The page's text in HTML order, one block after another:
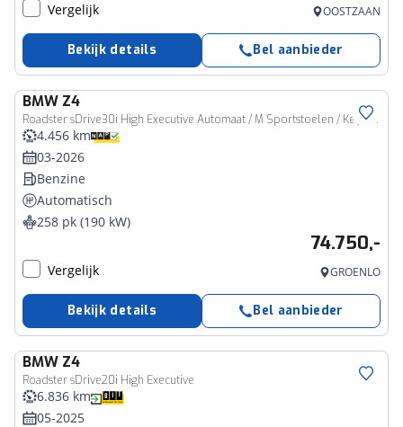
Vergelijk OOSTZAAN
Bekijk details Bel aanbieder
BMW Z4
Roadster sDrive30i High Executive Automaat / M Sportstoelen / Keyless Entry / Head-Up / Harman Kardon / Adaptieve Cruise Control / Adaptieve LED
4.456 km
03-2026
Benzine
Automatisch
258 pk (190 kW)
74.750,-
Vergelijk GROENLO
Bekijk details Bel aanbieder
BMW Z4
Roadster sDrive20i High Executive
6.836 km
05-2025